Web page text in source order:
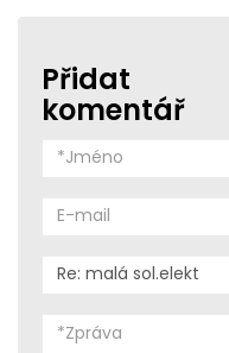
Přidat
komentář